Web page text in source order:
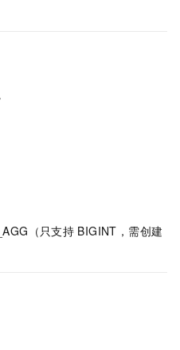
（只支持 BIGINT，需创建